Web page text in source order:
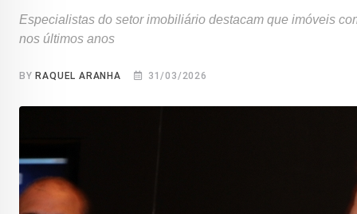
Especialistas do setor imobiliário destacam que imóveis
nos últimos anos
BY RAQUEL ARANHA 31/03/2026